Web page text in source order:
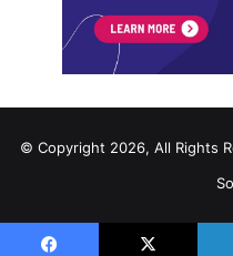
© Copyright 2026, All Rights